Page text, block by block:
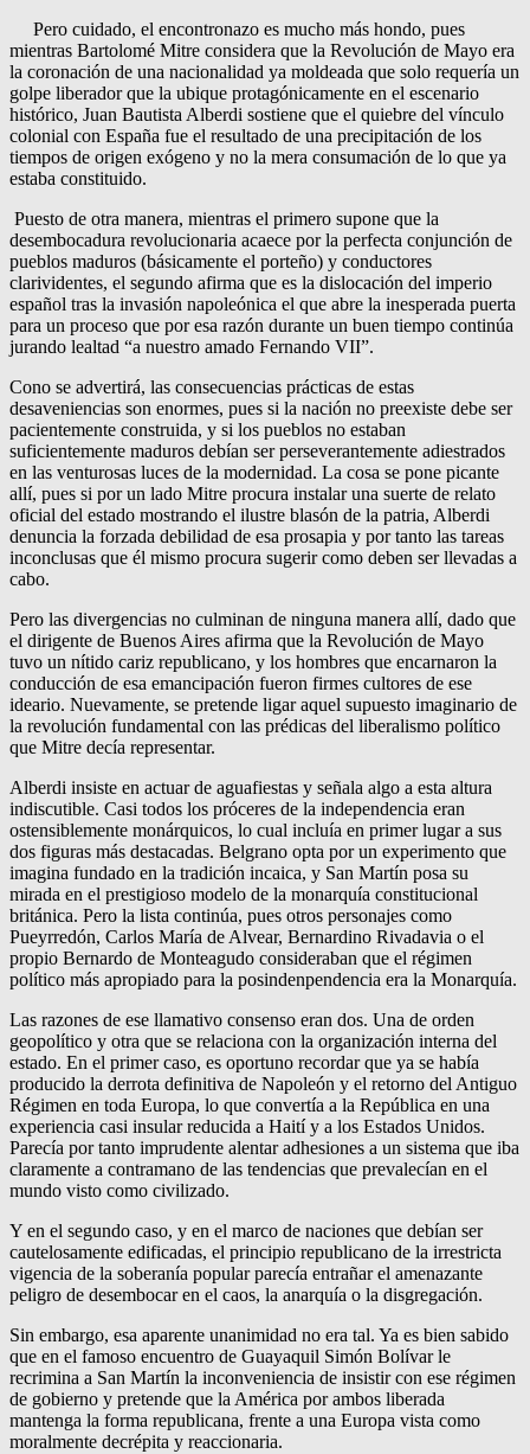
Pero cuidado, el encontronazo es mucho más hondo, pues
mientras Bartolomé Mitre considera que la Revolución de Mayo era
la coronación de una nacionalidad ya moldeada que solo requería un
golpe liberador que la ubique protagónicamente en el escenario
histórico, Juan Bautista Alberdi sostiene que el quiebre del vínculo
colonial con España fue el resultado de una precipitación de los
tiempos de origen exógeno y no la mera consumación de lo que ya
estaba constituido.
Puesto de otra manera, mientras el primero supone que la
desembocadura revolucionaria acaece por la perfecta conjunción de
pueblos maduros (básicamente el porteño) y conductores
clarividentes, el segundo afirma que es la dislocación del imperio
español tras la invasión napoleónica el que abre la inesperada puerta
para un proceso que por esa razón durante un buen tiempo continúa
jurando lealtad “a nuestro amado Fernando VII”.
Cono se advertirá, las consecuencias prácticas de estas
desaveniencias son enormes, pues si la nación no preexiste debe ser
pacientemente construida, y si los pueblos no estaban
suficientemente maduros debían ser perseverantemente adiestrados
en las venturosas luces de la modernidad. La cosa se pone picante
allí, pues si por un lado Mitre procura instalar una suerte de relato
oficial del estado mostrando el ilustre blasón de la patria, Alberdi
denuncia la forzada debilidad de esa prosapia y por tanto las tareas
inconclusas que él mismo procura sugerir como deben ser llevadas a
cabo.
Pero las divergencias no culminan de ninguna manera allí, dado que
el dirigente de Buenos Aires afirma que la Revolución de Mayo
tuvo un nítido cariz republicano, y los hombres que encarnaron la
conducción de esa emancipación fueron firmes cultores de ese
ideario. Nuevamente, se pretende ligar aquel supuesto imaginario de
la revolución fundamental con las prédicas del liberalismo político
que Mitre decía representar.
Alberdi insiste en actuar de aguafiestas y señala algo a esta altura
indiscutible. Casi todos los próceres de la independencia eran
ostensiblemente monárquicos, lo cual incluía en primer lugar a sus
dos figuras más destacadas. Belgrano opta por un experimento que
imagina fundado en la tradición incaica, y San Martín posa su
mirada en el prestigioso modelo de la monarquía constitucional
británica. Pero la lista continúa, pues otros personajes como
Pueyrredón, Carlos María de Alvear, Bernardino Rivadavia o el
propio Bernardo de Monteagudo consideraban que el régimen
político más apropiado para la posindenpendencia era la Monarquía.
Las razones de ese llamativo consenso eran dos. Una de orden
geopolítico y otra que se relaciona con la organización interna del
estado. En el primer caso, es oportuno recordar que ya se había
producido la derrota definitiva de Napoleón y el retorno del Antiguo
Régimen en toda Europa, lo que convertía a la República en una
experiencia casi insular reducida a Haití y a los Estados Unidos.
Parecía por tanto imprudente alentar adhesiones a un sistema que iba
claramente a contramano de las tendencias que prevalecían en el
mundo visto como civilizado.
Y en el segundo caso, y en el marco de naciones que debían ser
cautelosamente edificadas, el principio republicano de la irrestricta
vigencia de la soberanía popular parecía entrañar el amenazante
peligro de desembocar en el caos, la anarquía o la disgregación.
Sin embargo, esa aparente unanimidad no era tal. Ya es bien sabido
que en el famoso encuentro de Guayaquil Simón Bolívar le
recrimina a San Martín la inconveniencia de insistir con ese régimen
de gobierno y pretende que la América por ambos liberada
mantenga la forma republicana, frente a una Europa vista como
moralmente decrépita y reaccionaria.